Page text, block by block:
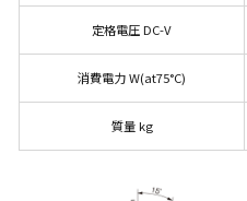
定格電圧 DC-V
消費電力 W(at75°C)
質量 kg